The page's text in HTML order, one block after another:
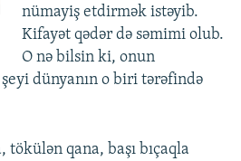
nümayiş etdirmək istəyib.
Kifayət qədər də səmimi olub.
O nə bilsin ki, onun
dünyanın o biri tərəfində
tökülən qana, başı bıçaqla